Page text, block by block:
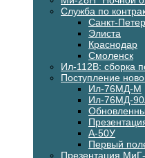
Служба по
Санкт-
Элиста
Краснодар
Смоленск
Ил-112В: сборка
Поступление
Ил-76МД-М
Ил-76МД-
А-50У
Первый
Презентация